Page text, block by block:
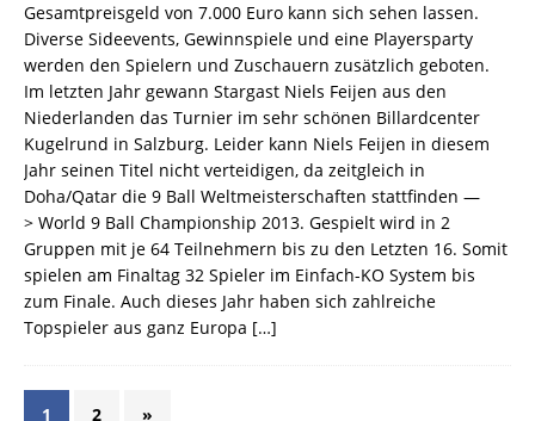
Gesamtpreisgeld von 7.000 Euro kann sich sehen lassen.
Diverse Sideevents, Gewinnspiele und eine Playersparty
werden den Spielern und Zuschauern zusätzlich geboten.
Im letzten Jahr gewann Stargast Niels Feijen aus den
Niederlanden das Turnier im sehr schönen Billardcenter
Kugelrund in Salzburg. Leider kann Niels Feijen in diesem
Jahr seinen Titel nicht verteidigen, da zeitgleich in
Doha/Qatar die 9 Ball Weltmeisterschaften stattfinden —
> World 9 Ball Championship 2013. Gespielt wird in 2
Gruppen mit je 64 Teilnehmern bis zu den Letzten 16. Somit
spielen am Finaltag 32 Spieler im Einfach-KO System bis
zum Finale. Auch dieses Jahr haben sich zahlreiche
Topspieler aus ganz Europa […]
1 2 »